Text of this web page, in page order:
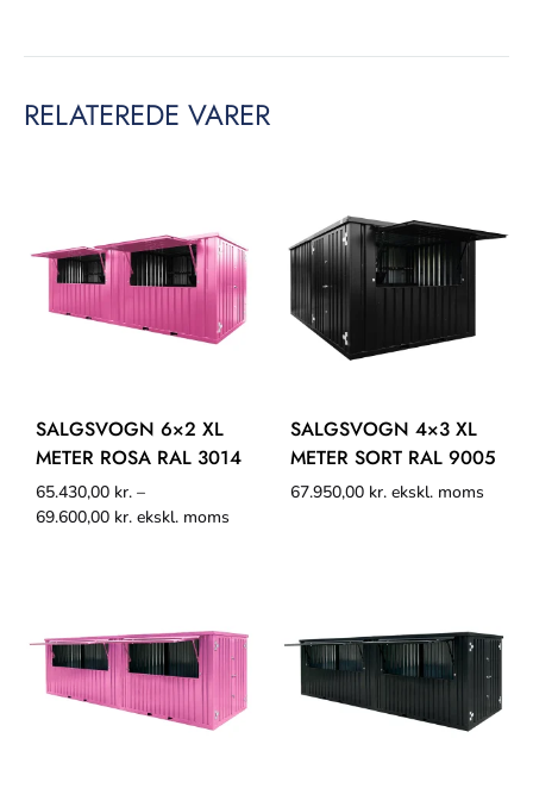
RELATEREDE VARER
SALGSVOGN 6×2 XL
METER ROSA RAL 3014
65.430,00 kr. –
69.600,00 kr. ekskl. moms
SALGSVOGN 4×3 XL
METER SORT RAL 9005
67.950,00 kr. ekskl. moms